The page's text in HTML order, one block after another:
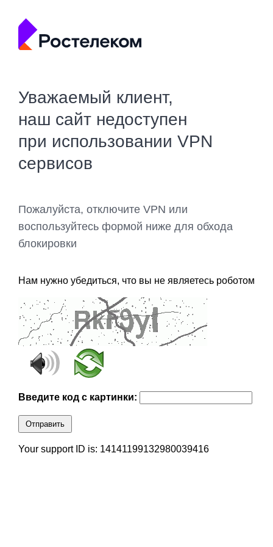
Уважаемый клиент,
наш сайт недоступен
при использовании VPN
сервисов
Пожалуйста, отключите VPN или
воспользуйтесь формой ниже для обхода
блокировки
Нам нужно убедиться, что вы не являетесь роботом
Введите код с картинки:
Отправить
Your support ID is: 14141199132980039416